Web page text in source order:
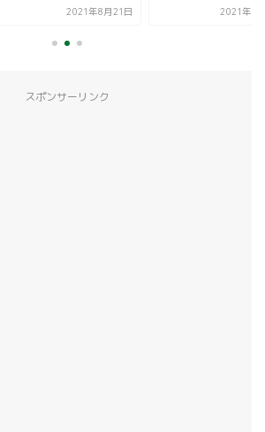
2021年8月21日 2021年8
スポンサーリンク